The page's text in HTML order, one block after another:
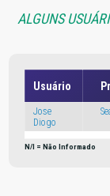
ALGUNS
Usuário
Jose
Diogo
N/I = Não Informado